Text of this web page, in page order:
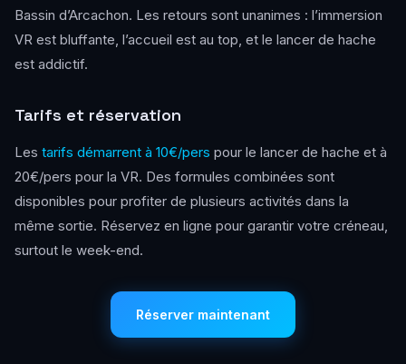
Bassin d’Arcachon. Les retours sont unanimes : l’immersion
VR est bluffante, l’accueil est au top, et le lancer de hache
est addictif.
Tarifs et réservation
Les tarifs démarrent à 10€/pers pour le lancer de hache et à
20€/pers pour la VR. Des formules combinées sont
disponibles pour profiter de plusieurs activités dans la
même sortie. Réservez en ligne pour garantir votre créneau,
surtout le week-end.
Réserver maintenant